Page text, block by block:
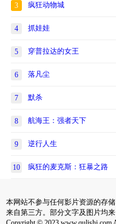
3 疯狂动物城
4 抓娃娃
5 穿普拉达的女王
6 落凡尘
7 默杀
8 航海王：强者天下
9 逆行人生
10 疯狂的麦克斯：狂暴之路
本网站不参与任何影片资源的存
来自第三方。部分文字及图片均